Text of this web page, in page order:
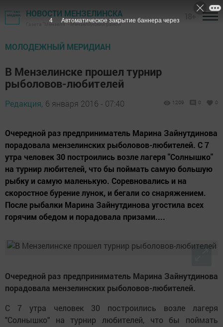
НОВОСТИ МЕНЗЕЛИНСКА
Газета "Мензеля" - Мензелинский район
МОЛОДЕЖНЫЙ МЕРИДИАН
В Мензелинске прошел турнир
рыболовов-любителей
Редакция, 6 января 2016 - 07:40 1209 0 0
Очередной раз предприниматель Марина Зайнутдинова
порадовала мензелинских рыболовов-любителей. С 7
утра человек 30 построились возле лагеря "Солнышко"
на турнир любителей, что бы поймать самую большую
рыбку и самую маленькую. Соревновались и на
скоростное бурение лунок, и бегали со снаряжением.
После рыбалки Марина Зайнутдинова угостила всех
горячим обедом и порадовала призами....
Очередной раз предприниматель Марина Зайнутдинова
порадовала мензелинских рыболовов-любителей.
С 7 утра человек 30 построились возле лагеря
"Солнышко" на турнир любителей, что бы поймать
3 Автоматическое закрытие баннера через